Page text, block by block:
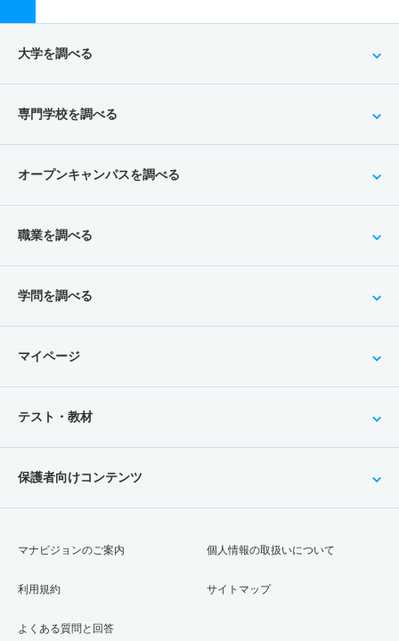
大学を調べる
専門学校を調べる
オープンキャンパスを調べる
職業を調べる
学問を調べる
マイページ
テスト・教材
保護者向けコンテンツ
マナビジョンのご案内
利用規約
よくある質問と回答
個人情報の取扱いについて
サイトマップ